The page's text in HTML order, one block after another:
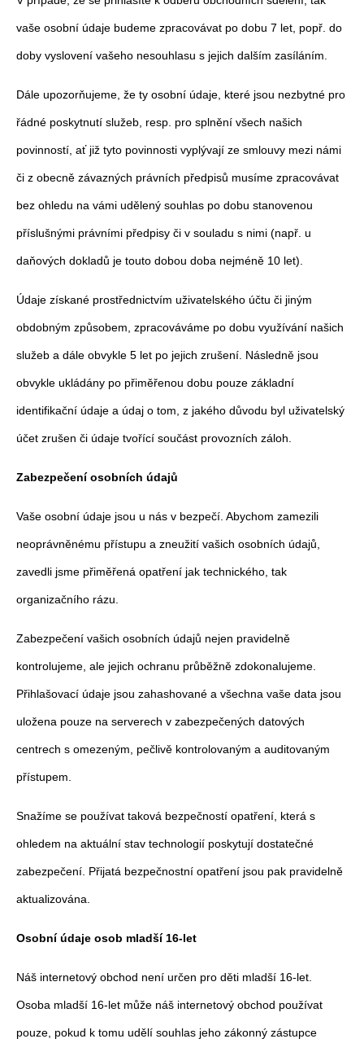
vaše osobní údaje budeme zpracovávat po dobu 7 let, popř. do
doby vyslovení vašeho nesouhlasu s jejich dalším zasíláním.
Dále upozorňujeme, že ty osobní údaje, které jsou nezbytné pro
řádné poskytnutí služeb, resp. pro splnění všech našich
povinností, ať již tyto povinnosti vyplývají ze smlouvy mezi námi
či z obecně závazných právních předpisů musíme zpracovávat
bez ohledu na vámi udělený souhlas po dobu stanovenou
příslušnými právními předpisy či v souladu s nimi (např. u
daňových dokladů je touto dobou doba nejméně 10 let).
Údaje získané prostřednictvím uživatelského účtu či jiným
obdobným způsobem, zpracováváme po dobu využívání našich
služeb a dále obvykle 5 let po jejich zrušení. Následně jsou
obvykle ukládány po přiměřenou dobu pouze základní
identifikační údaje a údaj o tom, z jakého důvodu byl uživatelský
účet zrušen či údaje tvořící součást provozních záloh.
Zabezpečení osobních údajů
Vaše osobní údaje jsou u nás v bezpečí. Abychom zamezili
neoprávněnému přístupu a zneužití vašich osobních údajů,
zavedli jsme přiměřená opatření jak technického, tak
organizačního rázu.
Zabezpečení vašich osobních údajů nejen pravidelně
kontrolujeme, ale jejich ochranu průběžně zdokonalujeme.
Přihlašovací údaje jsou zahashované a všechna vaše data jsou
uložena pouze na serverech v zabezpečených datových
centrech s omezeným, pečlivě kontrolovaným a auditovaným
přístupem.
Snažíme se používat taková bezpečností opatření, která s
ohledem na aktuální stav technologií poskytují dostatečné
zabezpečení. Přijatá bezpečnostní opatření jsou pak pravidelně
aktualizována.
Osobní údaje osob mladší 16-let
Náš internetový obchod není určen pro děti mladší 16-let.
Osoba mladší 16-let může náš internetový obchod používat
pouze, pokud k tomu udělí souhlas jeho zákonný zástupce